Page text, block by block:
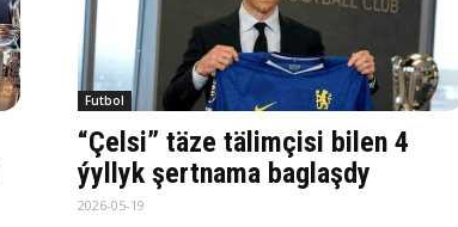
Futbol
“Çelsi” täze tälimçisi bilen 4
ýyllyk şertnama baglaşdy
2026-05-19